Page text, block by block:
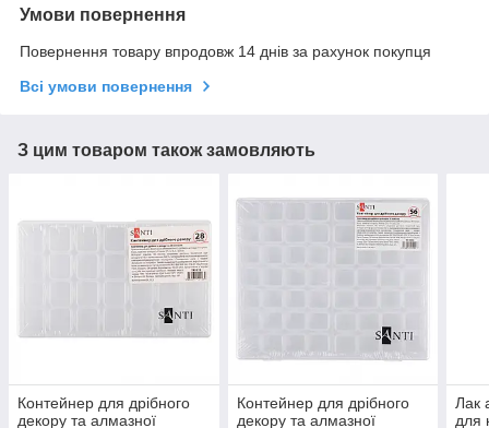
Умови повернення
Повернення товару впродовж 14 днів за рахунок покупця
Всі умови повернення
З цим товаром також замовляють
Контейнер для дрібного
декору та алмазної
Контейнер для дрібного
декору та алмазної
Лак
для